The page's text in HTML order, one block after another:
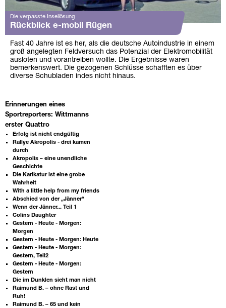
Die verpasste Insellösung
Rückblick e-mobil Rügen
Fast 40 Jahre ist es her, als die deutsche Autoindustrie in einem
groß angelegten Feldversuch das Potenzial der Elektromobilität
ausloten und vorantreiben wollte. Die Ergebnisse waren
bemerkenswert. Die gezogenen Schlüsse schafften es über
diverse Schubladen indes nicht hinaus.
Erinnerungen eines
Sportreporters: Wittmanns
erster Quattro
Erfolg ist nicht endgültig
Rallye Akropolis - drei kamen
durch
Akropolis – eine unendliche
Geschichte
Die Karikatur ist eine grobe
Wahrheit
With a little help from my friends
Abschied von der „Jänner“
Wenn der Jänner... Teil 1
Colins Daughter
Gestern - Heute - Morgen:
Morgen
Gestern - Heute - Morgen: Heute
Gestern - Heute - Morgen:
Gestern, Teil2
Gestern - Heute - Morgen:
Gestern
Die im Dunklen sieht man nicht
Raimund B. – ohne Rast und
Ruh!
Raimund B. – 65 und kein